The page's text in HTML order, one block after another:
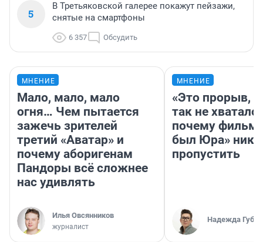
5
В Третьяковской галерее покажут пейзажи,
снятые на смартфоны
6 357 Обсудить
МНЕНИЕ
Мало, мало, мало
огня… Чем пытается
зажечь зрителей
третий «Аватар» и
почему аборигенам
Пандоры всё сложнее
нас удивлять
Илья Овсянников
журналист
МНЕНИЕ
«Это прорыв,
так не
почему фильм
был Юра»
пропустить
Надежда